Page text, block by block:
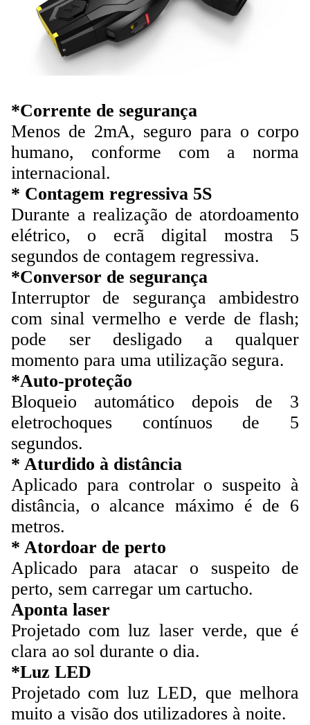
*Corrente de segurança
Menos de 2mA, seguro para o corpo
humano, conforme com a norma
internacional.
* Contagem regressiva 5S
Durante a realização de atordoamento
elétrico, o ecrã digital mostra 5
segundos de contagem regressiva.
*Conversor de segurança
Interruptor de segurança ambidestro
com sinal vermelho e verde de flash;
pode ser desligado a qualquer
momento para uma utilização segura.
*Auto-proteção
Bloqueio automático depois de 3
eletrochoques contínuos de 5
segundos.
* Aturdido à distância
Aplicado para controlar o suspeito à
distância, o alcance máximo é de 6
metros.
* Atordoar de perto
Aplicado para atacar o suspeito de
perto, sem carregar um cartucho.
Aponta laser
Projetado com luz laser verde, que é
clara ao sol durante o dia.
*Luz LED
Projetado com luz LED, que melhora
muito a visão dos utilizadores à noite.